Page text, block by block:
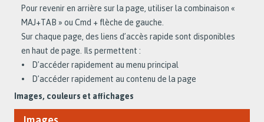
Pour revenir en arrière sur la page, utiliser la combinaison «
MAJ+TAB » ou Cmd + flèche de gauche.
Sur chaque page, des liens d’accès rapide sont disponibles
en haut de page. Ils permettent :
• D’accéder rapidement au menu principal
• D’accéder rapidement au contenu de la page
Images, couleurs et affichages